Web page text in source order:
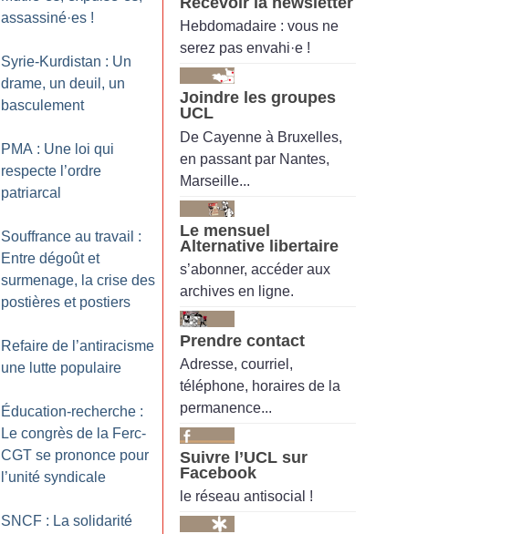
assassiné·es !
Syrie-Kurdistan : Un
drame, un deuil, un
basculement
PMA : Une loi qui
respecte l’ordre
patriarcal
Souffrance au travail :
Entre dégoût et
surmenage, la crise des
postières et postiers
Refaire de l’antiracisme
une lutte populaire
Éducation-recherche :
Le congrès de la Ferc-
CGT se prononce pour
l’unité syndicale
SNCF : La solidarité
Hebdomadaire : vous ne
serez pas envahi·e !
Joindre les groupes
UCL
De Cayenne à Bruxelles,
en passant par Nantes,
Marseille...
Le mensuel
Alternative libertaire
s’abonner, accéder aux
archives en ligne.
Prendre contact
Adresse, courriel,
téléphone, horaires de la
permanence...
Suivre l’UCL sur
Facebook
le réseau antisocial !